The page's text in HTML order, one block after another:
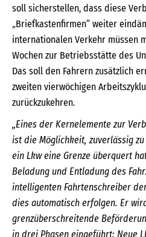
soll sicherstellen, dass diese
„Briefkastenfirmen“ weiter
internationalen Verkehr müssen
Wochen zur Betriebsstätte des
Das soll den Fahrern zusätzlich
zweiten vierwöchigen
zurückzukehren.
„Eines der Kernelemente zur
ist die Möglichkeit, zuverlässig
ein Lkw eine Grenze überquert
Beladung und Entladung des
intelligenten Fahrtenschreiber
dies automatisch erfolgen. Er
grenzüberschreitende
in drei Phasen eingeführt: Neue